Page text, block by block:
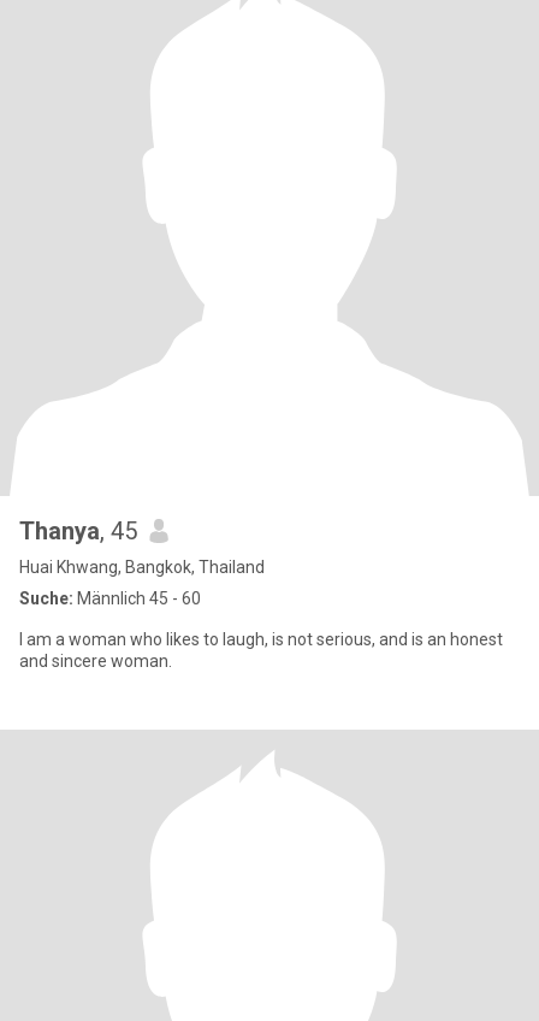
Thanya, 45
Huai Khwang, Bangkok, Thailand
Suche: Männlich 45 - 60
I am a woman who likes to laugh, is not serious, and is an honest
and sincere woman.